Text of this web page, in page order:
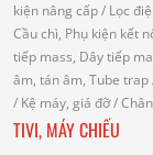
kiện nâng cấp/ Lọc
Cầu chì, Phụ kiện kết
tiếp mass, Dây tiếp
âm, tán âm, Tube trap
/ Kệ máy, giá đỡ/
TIVI, MÁY CHIẾU